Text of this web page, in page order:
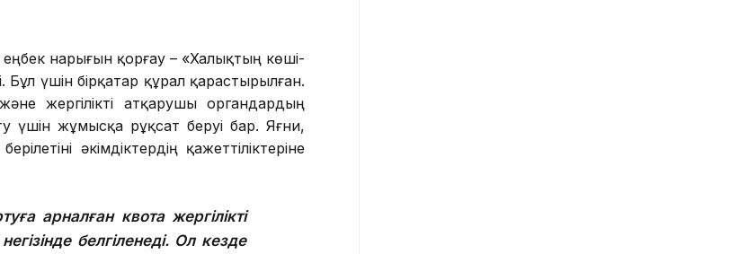
нарығын қорғау – «Халықтың көші-
Бұл үшін бірқатар құрал қарастырылған.
жергілікті атқарушы органдардың
үшін жұмысқа рұқсат беруі бар. Яғни,
әкімдіктердің қажеттіліктеріне
арналған квота жергілікті
белгіленеді. Ол кезде